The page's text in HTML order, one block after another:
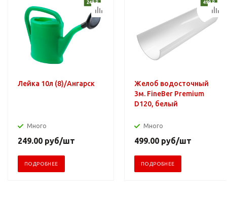
Лейка 10л (8)/Ангарск
Много
249.00 руб/шт
ПОДРОБНЕЕ
Желоб водосточный
3м. FineBer Premium
D120, белый
Много
499.00 руб/шт
ПОДРОБНЕЕ